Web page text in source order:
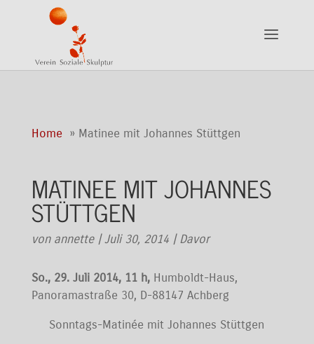
Home Matinee mit Johannes Stüttgen
MATINEE MIT JOHANNES
STÜTTGEN
von annette|Juli 30, 2014|Davor
So., 29. Juli 2014, 11 h, Humboldt-Haus,
Panoramastraße 30, D-88147 Achberg
Sonntags-Matinée mit Johannes Stüttgen